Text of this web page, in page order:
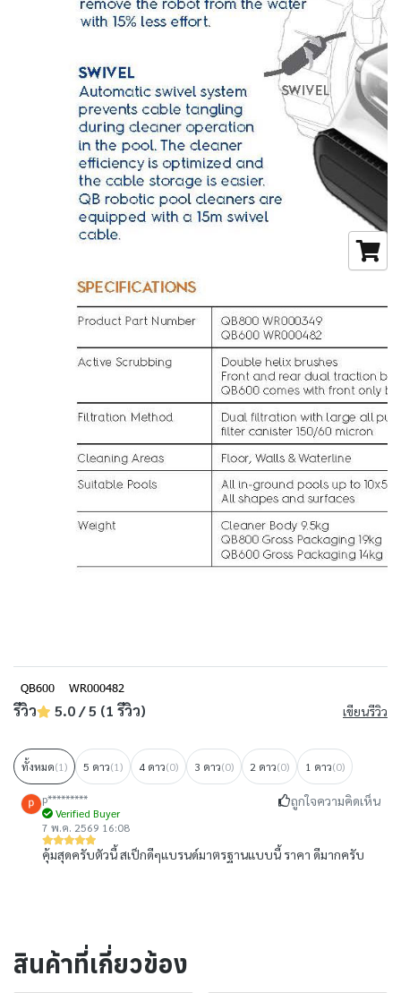
QB600 WR000482
รีวิว 5.0 / 5 (1 รีวิว) เขียนรีวิว
ทั้งหมด(1) 5 ดาว(1) 4 ดาว(0) 3 ดาว(0) 2 ดาว(0) 1 ดาว(0)
p*********
Verified Buyer
7 พ.ค. 2569 16:08
คุ้มสุดครับตัวนี้ สเป็กดีๆแบรนด์มาตรฐานแบบนี้ ราคา ดีมากครับ
ถูกใจความคิดเห็น
สินค้าที่เกี่ยวข้อง